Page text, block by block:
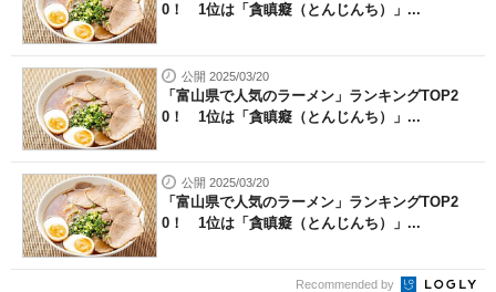
0！ 1位は「貪瞋癡（とんじんち）」...
公開 2025/03/20
「富山県で人気のラーメン」ランキングTOP2
0！ 1位は「貪瞋癡（とんじんち）」...
公開 2025/03/20
「富山県で人気のラーメン」ランキングTOP2
0！ 1位は「貪瞋癡（とんじんち）」...
Recommended by